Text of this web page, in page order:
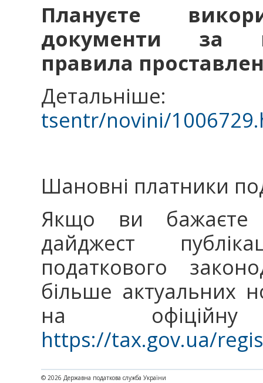
Плануєте
документи за
правила
tsentr/novini/
Шановні платники
Якщо ви бажаєте
дайджест
податкового
більше актуальних
на
https://tax.gov.ua/
© 2026 Державна податкова служба України